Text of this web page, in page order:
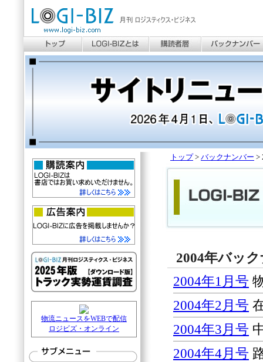
トップ > バックナンバー >
2004年バッ
2004年1月号
2004年2月号
2004年3月号
2004年4月号
物流ニュースをWEBで配信
ロジビズ・オンライン